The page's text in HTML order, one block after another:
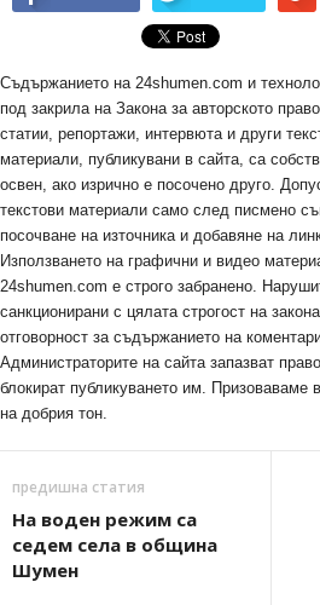
Съдържанието на 24shumen.com и
под закрила на Закона за авторското
статии, репортажи, интервюта и други
материали, публикувани в сайта, са
освен, ако изрично е посочено друго.
текстови материали само след писмено
посочване на източника и добавяне на
Използването на графични и видео
24shumen.com е строго забранено.
санкционирани с цялата строгост на
отговорност за съдържанието на
Администраторите на сайта запазват
блокират публикуването им. Призоваваме
на добрия тон.
предишна статия
На воден режим са
седем села в община
Шумен